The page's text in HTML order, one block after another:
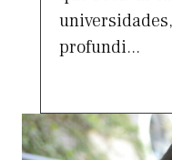
profundi...